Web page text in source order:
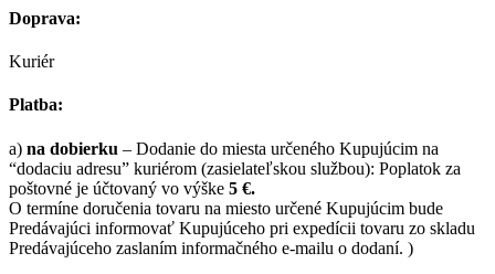
Doprava:
Kuriér
Platba:
a) na dobierku – Dodanie do miesta určeného Kupujúcim na
“dodaciu adresu” kuriérom (zasielateľskou službou): Poplatok za
poštovné je účtovaný vo výške 5 €.
O termíne doručenia tovaru na miesto určené Kupujúcim bude
Predávajúci informovať Kupujúceho pri expedícii tovaru zo skladu
Predávajúceho zaslaním informačného e-mailu o dodaní. )